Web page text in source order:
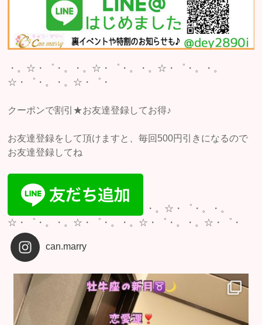
・。☆・゜・。・。☆・゜・。・。☆・゜・。・。
☆・゜・。・。☆・゜・
クーポンで割引★お友達登録してお得♪
お友達登録をして頂けますと、毎回500円引きになるので
お友達登録してね
・。☆・゜・。・。
☆・゜・。・。☆・゜・。・。☆・゜・。・。☆・゜・
can.marry